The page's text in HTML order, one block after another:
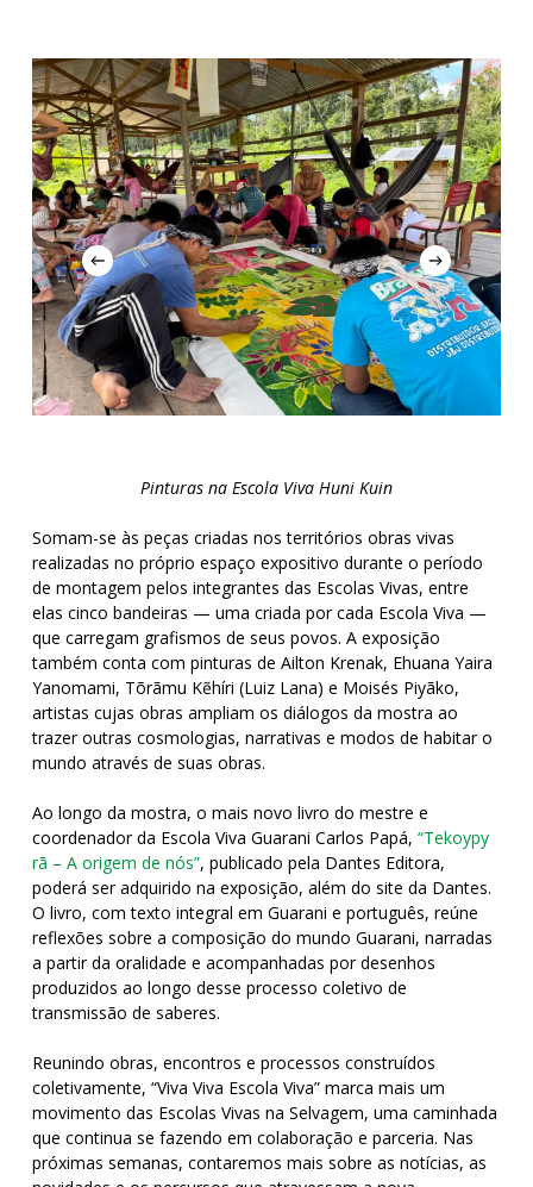
Pinturas na Escola Viva Huni Kuin
Somam-se às peças criadas nos territórios obras vivas
realizadas no próprio espaço expositivo durante o período
de montagem pelos integrantes das Escolas Vivas, entre
elas cinco bandeiras — uma criada por cada Escola Viva —
que carregam grafismos de seus povos. A exposição
também conta com pinturas de Ailton Krenak, Ehuana Yaira
Yanomami, Tõrãmu Kẽhíri (Luiz Lana) e Moisés Piyãko,
artistas cujas obras ampliam os diálogos da mostra ao
trazer outras cosmologias, narrativas e modos de habitar o
mundo através de suas obras.
Ao longo da mostra, o mais novo livro do mestre e
coordenador da Escola Viva Guarani Carlos Papá, “Tekoypy
rã – A origem de nós”, publicado pela Dantes Editora,
poderá ser adquirido na exposição, além do site da Dantes.
O livro, com texto integral em Guarani e português, reúne
reflexões sobre a composição do mundo Guarani, narradas
a partir da oralidade e acompanhadas por desenhos
produzidos ao longo desse processo coletivo de
transmissão de saberes.
Reunindo obras, encontros e processos construídos
coletivamente, “Viva Viva Escola Viva” marca mais um
movimento das Escolas Vivas na Selvagem, uma caminhada
que continua se fazendo em colaboração e parceria. Nas
próximas semanas, contaremos mais sobre as notícias, as